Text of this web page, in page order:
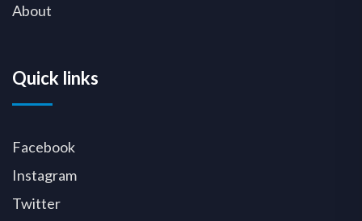
About
Quick links
Facebook
Instagram
Twitter